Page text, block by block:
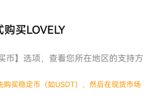
买LOVELY
币】选项，查看您所在地区的支持方
买稳定币（如USDT），然后在现货市场